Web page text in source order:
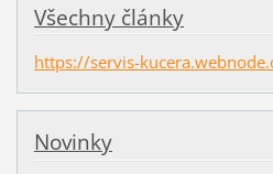
Všechny články
https://servis-
Novinky